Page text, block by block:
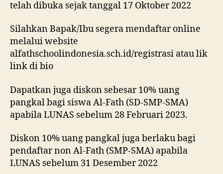
telah dibuka sejak tanggal 17 Oktober 2022
Silahkan Bapak/Ibu segera mendaftar online
melalui website
alfathschoolindonesia.sch.id/registrasi atau lik
link di bio
Dapatkan juga diskon sebesar 10% uang
pangkal bagi siswa Al-Fath (SD-SMP-SMA)
apabila LUNAS sebelum 28 Februari 2023.
Diskon 10% uang pangkal juga berlaku bagi
pendaftar non Al-Fath (SMP-SMA) apabila
LUNAS sebelum 31 Desember 2022